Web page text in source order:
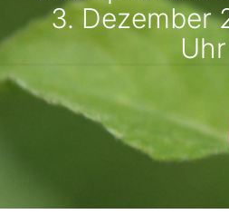
3. Dezember
Uhr